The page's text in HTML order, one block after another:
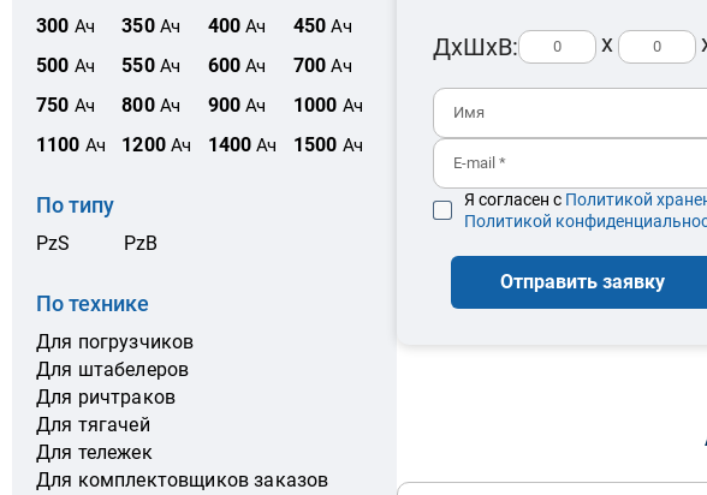
300 Ач 350Ач 400Ач 450 Ач
500 Ач 550Ач 600Ач 700 Ач
750 Ач 800Ач 900Ач 1000 Ач
1100 Ач 1200Ач 1400 Ач 1500 Ач
По типу
PzS PzB
По технике
Для погрузчиков
Для штабелеров
Для ричтраков
Для тягачей
Для тележек
Для комплектовщиков заказов
ДхШхВ: x
Я согласен с Политикой
Политикой
Отправить заявку